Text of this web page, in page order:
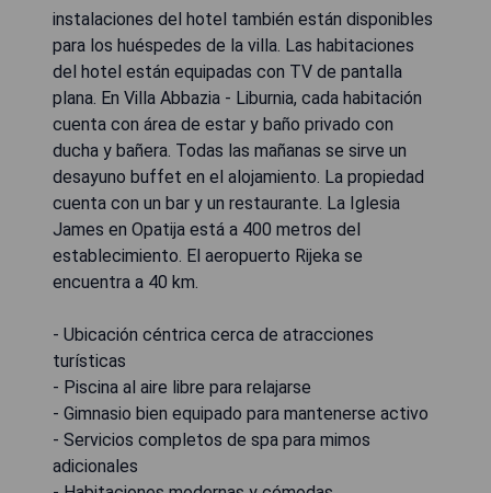
instalaciones del hotel también están disponibles
para los huéspedes de la villa. Las habitaciones
del hotel están equipadas con TV de pantalla
plana. En Villa Abbazia - Liburnia, cada habitación
cuenta con área de estar y baño privado con
ducha y bañera. Todas las mañanas se sirve un
desayuno buffet en el alojamiento. La propiedad
cuenta con un bar y un restaurante. La Iglesia
James en Opatija está a 400 metros del
establecimiento. El aeropuerto Rijeka se
encuentra a 40 km.
- Ubicación céntrica cerca de atracciones
turísticas
- Piscina al aire libre para relajarse
- Gimnasio bien equipado para mantenerse activo
- Servicios completos de spa para mimos
adicionales